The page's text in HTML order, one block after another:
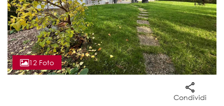
12 Foto
Condividi